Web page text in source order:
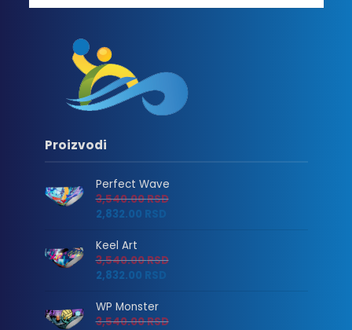
Proizvodi
Perfect Wave
3,540.00RSD
2,832.00 RSD
Keel Art
3,540.00RSD
2,832.00 RSD
WP Monster
3,540.00RSD